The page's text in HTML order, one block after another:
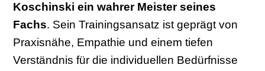
Koschinski ein wahrer Meister seines
Fachs. Sein Trainingsansatz ist geprägt von
Praxisnähe, Empathie und einem tiefen
Verständnis für die individuellen Bedürfnisse